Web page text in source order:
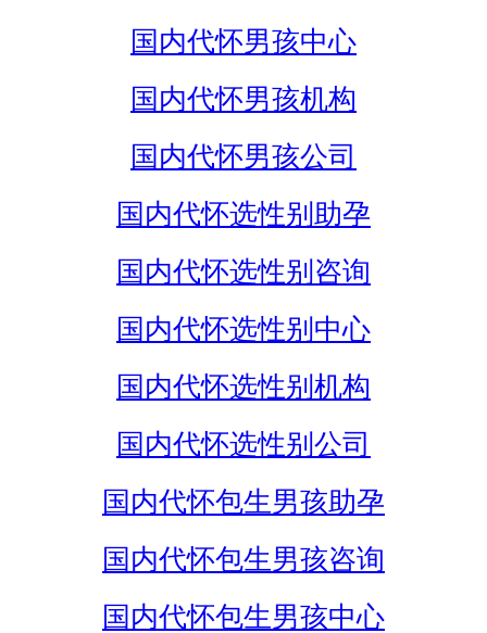
国内代怀男孩中心
国内代怀男孩机构
国内代怀男孩公司
国内代怀选性别助孕
国内代怀选性别咨询
国内代怀选性别中心
国内代怀选性别机构
国内代怀选性别公司
国内代怀包生男孩助孕
国内代怀包生男孩咨询
国内代怀包生男孩中心